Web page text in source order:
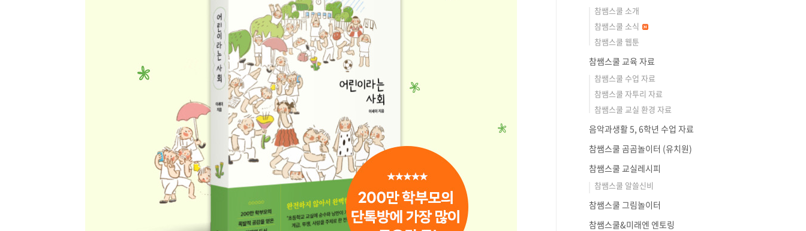
참쌤스쿨 소개
참쌤스쿨 소식
참쌤스쿨 웹툰
참쌤스쿨 교육 자료
참쌤스쿨 수업 자료
참쌤스쿨 자투리 자료
참쌤스쿨 교실 환경 자료
음악과생활 5, 6학년 수업 자료
참쌤스쿨 곰곰놀이터 (유치원)
참쌤스쿨 교실레시피
참쌤스쿨 알쓸신비
참쌤스쿨 그림놀이터
참쌤스쿨&미래엔 엔토링